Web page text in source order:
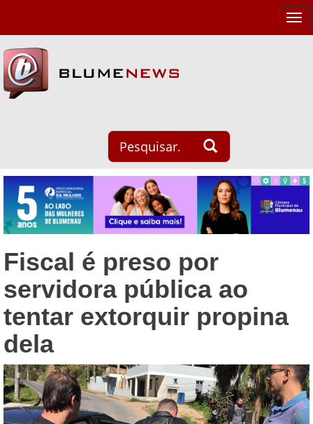
Fiscal é preso por
servidora pública ao
tentar extorquir propina
dela